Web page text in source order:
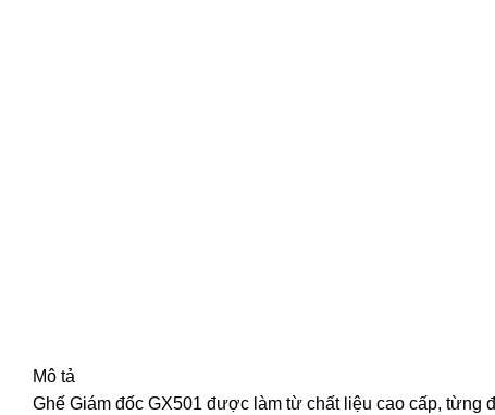
Mô tả
Ghế Giám đốc GX501 được làm từ chất liệu cao cấp, từng